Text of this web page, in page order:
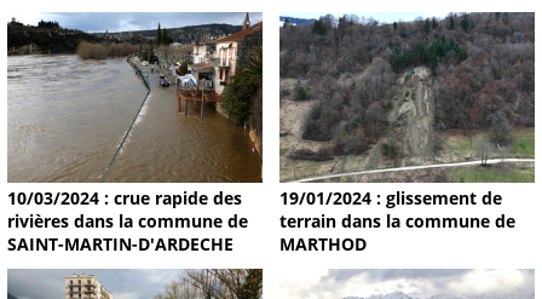
10/03/2024 : crue rapide des
rivières dans la commune de
SAINT-MARTIN-D'ARDECHE
19/01/2024 : glissement de
terrain dans la commune de
MARTHOD